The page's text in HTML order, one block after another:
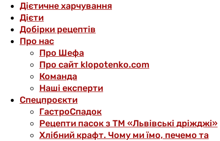
Дієтичне харчування
Дієти
Добірки рецептів
Про нас
Про Шефа
Про сайт klopotenko.com
Команда
Наші експерти
Спецпроєкти
ГастроСпадок
Рецепти пасок з ТМ «Львівські дріжджі»
Хлібний крафт. Чому ми їмо, печемо та